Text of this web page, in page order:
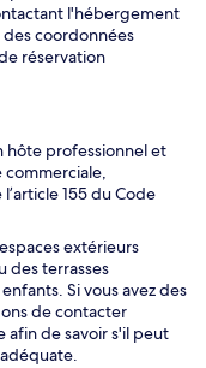
l'hébergement
coordonnées
réservation
hôte professionnel et
commerciale,
155 du Code
extérieurs
des terrasses
Si vous avez des
de contacter
afin de savoir s'il peut